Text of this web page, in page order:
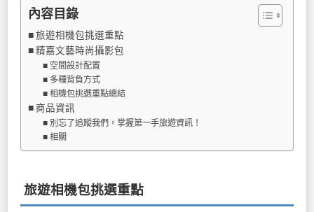
內容目錄
旅遊相機包挑選重點
精嘉文藝時尚攝影包
空間設計配置
多種背負方式
相機包挑選重點總結
商品資訊
別忘了追蹤我們，掌握第一手旅遊資訊！
相關
旅遊相機包挑選重點